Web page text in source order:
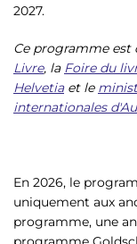
2027.
Ce programme est
Livre, la Foire du
Helvetiaet le
internationales
En 2026, le
uniquement aux
programme, une